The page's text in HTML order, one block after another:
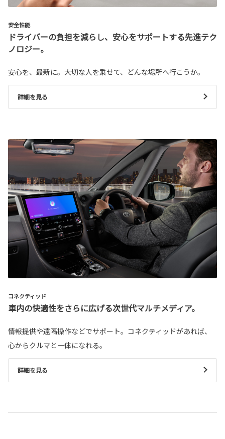
安全性能
ドライバーの負担を減らし、安心をサポートする先進テク
ノロジー。
安心を、最新に。大切な人を乗せて、どんな場所へ行こうか。
詳細を見る
コネクティッド
車内の快適性をさらに広げる次世代マルチメディア。
情報提供や遠隔操作などでサポート。コネクティッドがあれば、
心からクルマと一体になれる。
詳細を見る